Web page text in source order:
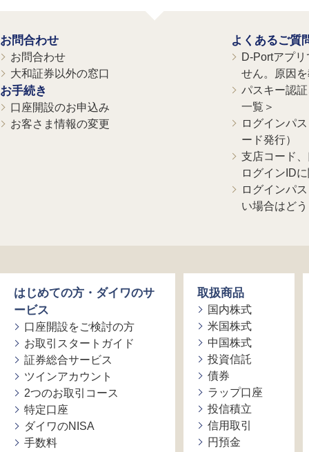
お問合わせ
お問合わせ
大和証券以外の窓口
お手続き
口座開設のお申込み
お客さま情報の変更
よくあるご質
D-Portアプ
せん。原因
パスキー認
一覧＞
ログインパ
ード発行）
支店コード
ログインID
ログインパ
い場合はど
はじめての方・ダイワのサ
ービス
口座開設をご検討の方
お取引スタートガイド
証券総合サービス
ツインアカウント
2つのお取引コース
特定口座
ダイワのNISA
手数料
取扱商品
国内株式
米国株式
中国株式
投資信託
債券
ラップ口座
投信積立
信用取引
円預金